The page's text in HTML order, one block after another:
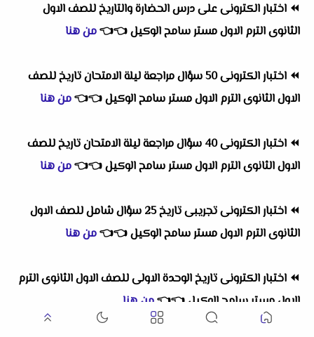
⏪ اختبار الكترونى على درس الحضارة والتاريخ للصف الاول
الثانوى الترم الاول مستر سامح الوكيل👈
👈من هنا
⏪
اختبار الكترونى 50 سؤال مراجعة ليلة الامتحان تاريخ للصف
الاول الثانوى الترم الاول مستر سامح الوكيل👈
👈من هنا
⏪
اختبار الكترونى 40 سؤال مراجعة ليلة الامتحان تاريخ للصف
الاول الثانوى الترم الاول مستر سامح الوكيل👈
👈من هنا
⏪
اختبار الكترونى تجريبى تاريخ 25 سؤال شامل للصف الاول
الثانوى الترم الاول مستر سامح الوكيل👈
👈من هنا
⏪ اختبار الكترونى تاريخ الوحدة الاولى للصف الاول الثانوى الترم
الاول مستر سامح الوكيل 👈
👈من هنا